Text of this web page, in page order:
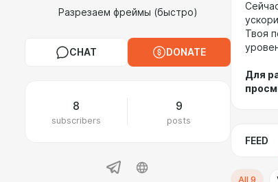
Разрезаем фреймы (быстро)
CHAT DONATE
8
subscribers
9
posts
Твоя
Для
FEED
All 9